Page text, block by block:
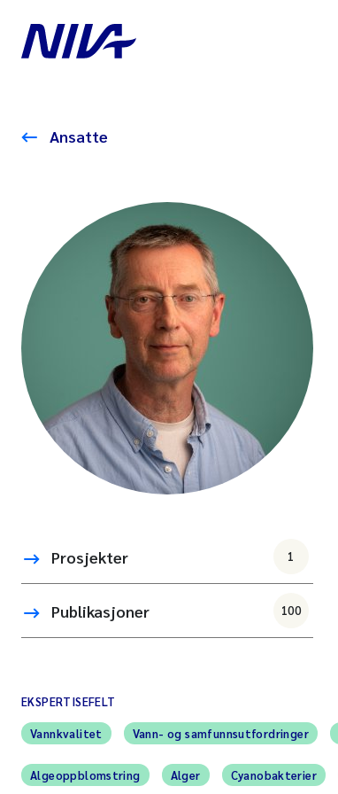
Ansatte
Prosjekter 1
Publikasjoner 100
EKSPERTISEFELT
Vannkvalitet Vann- og samfunnsutfordringer
Algeoppblomstring Alger Cyanobakterier